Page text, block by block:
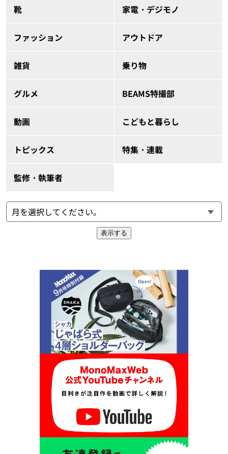
靴 家電・デジモノ
ファッション アウトドア
雑貨 乗り物
グルメ BEAMS特撮部
動画 こどもと暮らし
トピックス 特集・連載
監修・執筆者
表示する